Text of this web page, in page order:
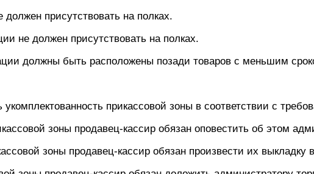
присутствовать на полках.
не должен присутствовать на полках.
должны быть расположены позади товаров с меньшим
прикассовой зоны в соответствии с
зоны продавец-кассир обязан оповестить об этом
зоны продавец-кассир обязан произвести их